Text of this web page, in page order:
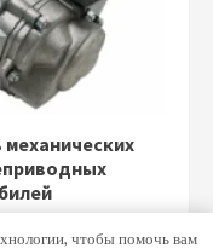
чтобы помочь вам